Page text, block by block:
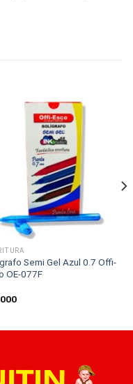
Semi Gel Azul 0.7 Offi-
OE-077F